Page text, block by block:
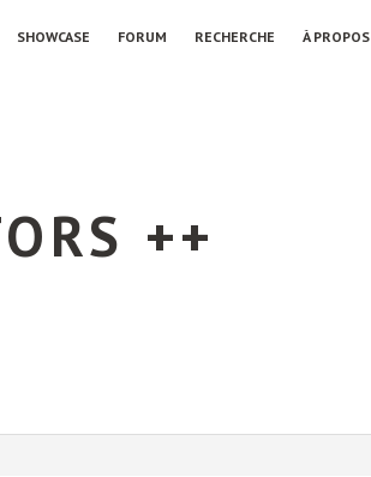
SHOWCASE FORUM RECHERCHE À PROPOS
++